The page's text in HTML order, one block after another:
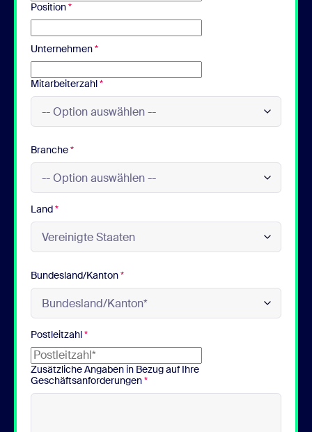
Position*
Unternehmen*
Mitarbeiterzahl*
Branche*
Land*
Bundesland/Kanton*
Postleitzahl*
Zusätzliche Angaben in Bezug auf Ihre
Geschäftsanforderungen*